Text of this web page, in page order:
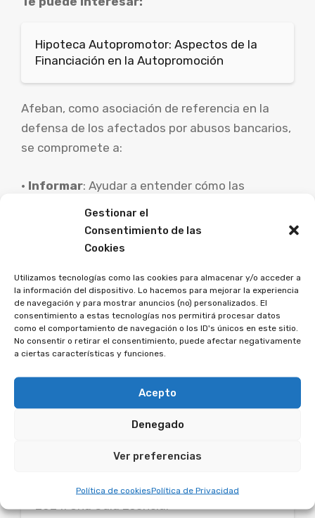
Gestionar el
Consentimiento de las
Cookies
Utilizamos tecnologías como las cookies para almacenar y/o acceder a
la información del dispositivo. Lo hacemos para mejorar la experiencia
de navegación y para mostrar anuncios (no) personalizados. El
consentimiento a estas tecnologías nos permitirá procesar datos
como el comportamiento de navegación o los ID's únicos en este sitio.
No consentir o retirar el consentimiento, puede afectar negativamente
a ciertas características y funciones.
Acepto
Denegado
Ver preferencias
Política de cookiesPolítica de Privacidad
Hipoteca Autopromotor: Aspectos de la
Financiación en la Autopromoción
Afeban, como asociación de referencia en la
defensa de los afectados por abusos bancarios,
se compromete a:
• Informar: Ayudar a entender cómo las
personal de los afectados.
deseen renegociar sus condiciones hipotecarias
o iniciar reclamaciones.
Te puede interesar:
¿Cómo afecta la extinción de
condominio a la hipoteca?
Cómo Seleccionar la Mejor Hipoteca en